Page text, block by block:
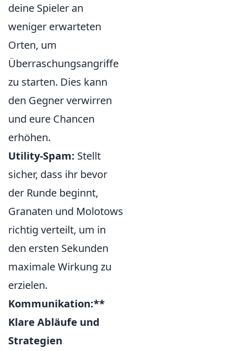
deine Spieler an
weniger erwarteten
Orten, um
Überraschungsangriffe
zu starten. Dies kann
den Gegner verwirren
und eure Chancen
erhöhen.
Utility-Spam: Stellt
sicher, dass ihr bevor
der Runde beginnt,
Granaten und Molotows
richtig verteilt, um in
den ersten Sekunden
maximale Wirkung zu
erzielen.
Kommunikation:**
Klare Abläufe und
Strategien